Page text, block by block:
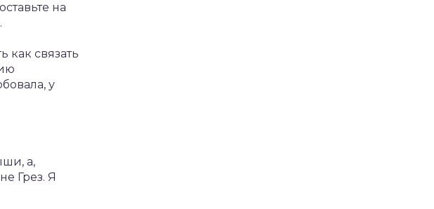
на
как связать
у
а,
Грез. Я